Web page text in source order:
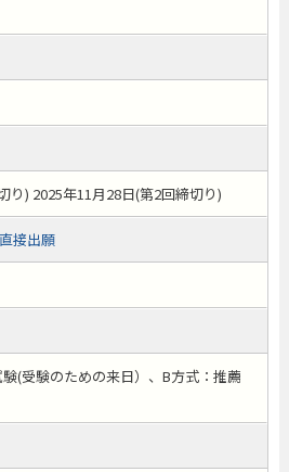
り) 2025年11月28日(第2回締切り)
接出願
(受験のための来日）、B方式：推薦